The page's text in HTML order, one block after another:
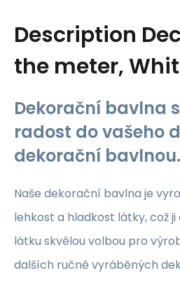
Description
the meter,
Dekorační bavlna
radost do vašeho
dekorační bavlnou.
Naše dekorační bavlna je
lehkost a hladkost látky, což
látku skvělou volbou pro
dalších ručně vyráběných